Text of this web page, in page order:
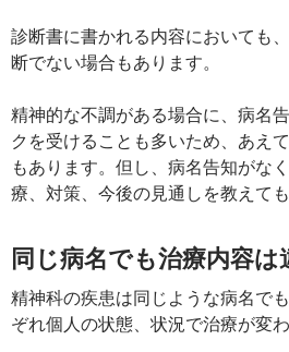
診断書に書かれる内容においても
断でない場合もあります。
精神的な不調がある場合に、病名
クを受けることも多いため、あえ
もあります。但し、病名告知がな
療、対策、今後の見通しを教えて
同じ病名でも治療内容は
精神科の疾患は同じような病名で
ぞれ個人の状態、状況で治療が変わ